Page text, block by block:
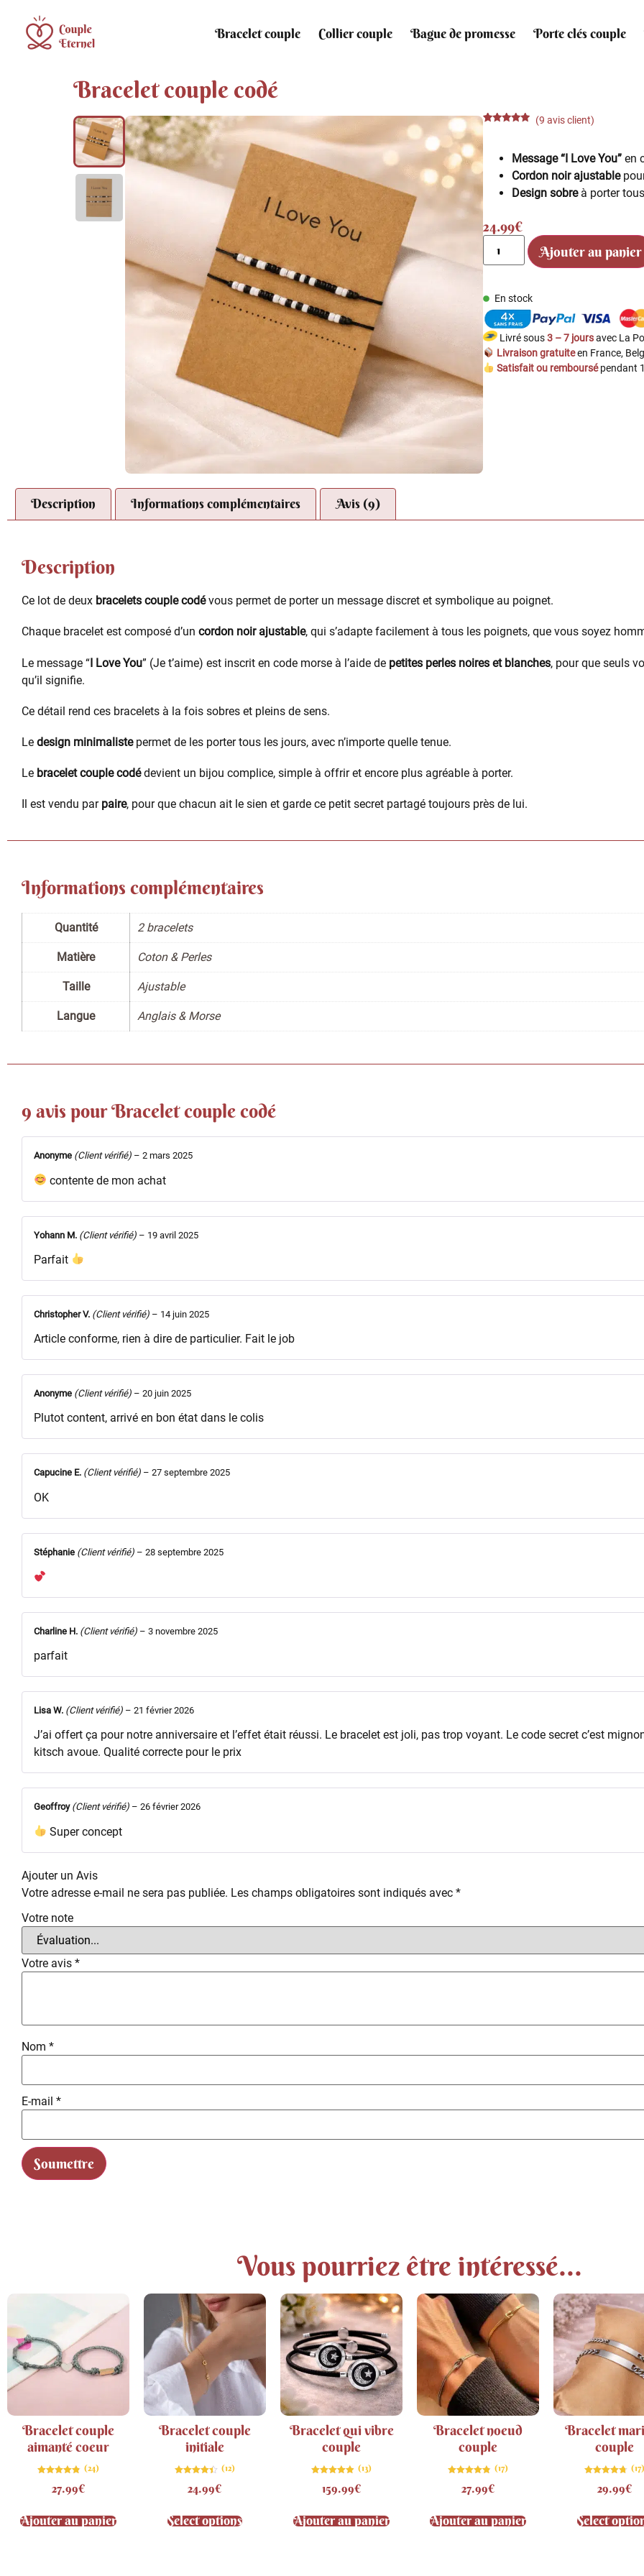
Bracelet couple Collier couple Bague de promesse Porte clés couple
Bracelet couple codé
notations
(9 avis client)
Message “I Love You” en
Cordon noir ajustable
Design sobreà porter
24.99€
Ajouter au panier
En stock
Livré sous3 – 7 joursavec La
Livraison gratuiteen France,
Satisfait ou remboursépendant
Description Informations complémentaires Avis (9)
Description
Ce lot de deux bracelets couple codévous permet de porter un message discret et symbolique au poignet.
Chaque bracelet est composé d’un cordon noir ajustable, qui s’adapte facilement à tous les poignets, que vous soyez
Le message “I Love You” (Je t’aime) est inscrit en code morse à l’aide de petites perles noires et blanches, pour que seuls
qu’il signifie.
Ce détail rend ces bracelets à la fois sobres et pleins de sens.
Le design minimalistepermet de les porter tous les jours, avec n’importe quelle tenue.
Le bracelet couple codédevient un bijou complice, simple à offrir et encore plus agréable à porter.
Il est vendu par paire, pour que chacun ait le sien et garde ce petit secret partagé toujours près de lui.
Informations complémentaires
Quantité 2 bracelets
Matière Coton & Perles
Taille Ajustable
Langue Anglais & Morse
9 avis pourBracelet couple codé
Anonyme (Client vérifié) – 2 mars 2025
contente de mon achat
Yohann M. (Client vérifié) – 19 avril 2025
Parfait
Christopher V. (Client vérifié) – 14 juin 2025
Article conforme, rien à dire de particulier. Fait le job
Anonyme (Client vérifié) – 20 juin 2025
Plutot content, arrivé en bon état dans le colis
Capucine E. (Client vérifié) – 27 septembre 2025
OK
Stéphanie (Client vérifié) – 28 septembre 2025
Charline H. (Client vérifié) – 3 novembre 2025
parfait
Lisa W. (Client vérifié) – 21 février 2026
J’ai offert ça pour notre anniversaire et l’effet était réussi. Le bracelet est joli, pas trop voyant. Le code secret c’est
kitsch avoue. Qualité correcte pour le prix
Geoffroy (Client vérifié) – 26 février 2026
Super concept
Ajouter un Avis
Votre adresse e-mail ne sera pas publiée. Les champs obligatoires sont indiqués avec *
Votre note
Votre avis *
Nom *
E-mail *
Vous pourriez être intéressé...
Bracelet couple
aimanté coeur
4.83
sur 5
(24)
27.99€
Ajouter au panier
Bracelet couple
initiale
4.42
sur 5
(12)
24.99€
Select options
Bracelet qui vibre
couple
4.92
sur 5
(13)
159.99€
Ajouter au panier
Bracelet noeud
couple
4.82
sur 5
(17)
27.99€
Ajouter au panier
Bracelet
couple
4.71
sur 5
(17)
29.99€
Select